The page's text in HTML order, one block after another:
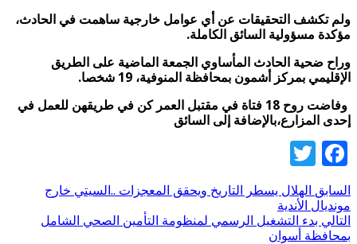
ولم تكشف التحقيقات عن أي عوامل خارجية ساهمت في الحادث،
مؤكدة مسؤولية السائق الكاملة.
وراح ضحية الحادث المأساوي الجمعة الماضية على الطريق
الإقليمي بمركز أشمون بمحافظة المنوفية، 19 شخصا.
وفاضت روح 18 فتاة في مقتبل العمر كن في طريقهن للعمل في
إحدى المزارع،بالإضافة إلى السائق
Facebook
السابق الهلال يسطر التاريخ ويحقق المعجزات ..السيتي خارج
مونديال الأندية
التالي بدء التشغيل الرسمي لمنظومة التأمين الصحي الشامل
بمحافظة أسوان